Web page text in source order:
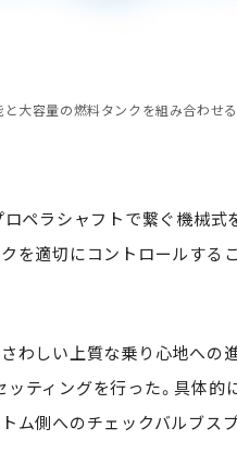
大容量の燃料タンクを組み合わせ
ロペラシャフトで繋ぐ機械
を適切にコントロールする
わしい上質な乗り心地への
ティングを行った。具体的
ム側へのチェックバルブ